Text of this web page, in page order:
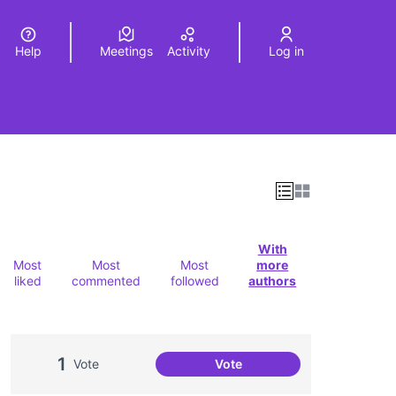
Elegir el idiomaChoose language
Help Meetings Activity Log in
Most
liked
Most
commented
Most
followed
With
more
authors
1 Vote Vote'Amanecer' - Octavia E.